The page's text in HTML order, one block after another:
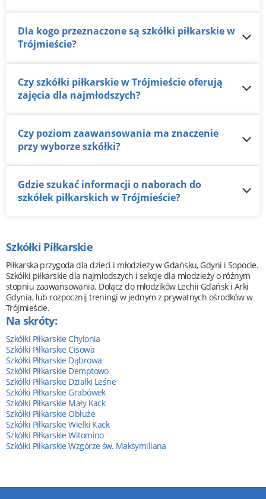
Dla kogo przeznaczone są szkółki piłkarskie w
Trójmieście?
Czy szkółki piłkarskie w Trójmieście oferują
zajęcia dla najmłodszych?
Czy poziom zaawansowania ma znaczenie
przy wyborze szkółki?
Gdzie szukać informacji o naborach do
szkółek piłkarskich w Trójmieście?
Szkółki Piłkarskie
Piłkarska przygoda dla dzieci i młodzieży w Gdańsku, Gdyni i Sopocie.
Szkółki piłkarskie dla najmłodszych i sekcje dla młodzieży o różnym
stopniu zaawansowania. Dołącz do młodzików Lechii Gdańsk i Arki
Gdynia, lub rozpocznij treningi w jednym z prywatnych ośrodków w
Trójmieście.
Na skróty:
Szkółki Piłkarskie Chylonia
Szkółki Piłkarskie Cisowa
Szkółki Piłkarskie Dąbrowa
Szkółki Piłkarskie Demptowo
Szkółki Piłkarskie Działki Leśne
Szkółki Piłkarskie Grabówek
Szkółki Piłkarskie Mały Kack
Szkółki Piłkarskie Obłuże
Szkółki Piłkarskie Wielki Kack
Szkółki Piłkarskie Witomino
Szkółki Piłkarskie Wzgórze św. Maksymiliana